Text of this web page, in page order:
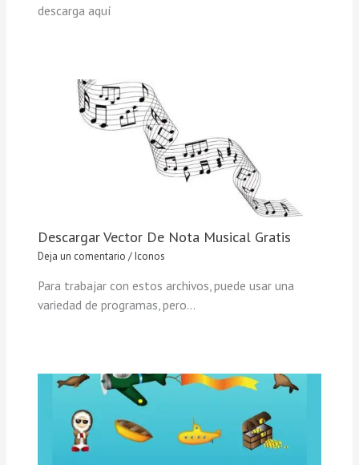
descarga aquí
Descargar Vector De Nota Musical Gratis
Deja un comentario /Iconos
Para trabajar con estos archivos, puede usar una
variedad de programas, pero…